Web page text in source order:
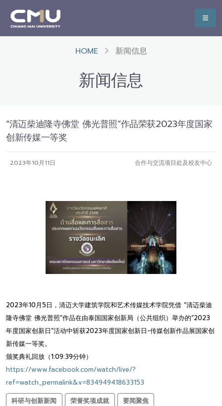
HOME 新闻信息
新闻信息
“清迈柴迪隆寺佛堂 佛光普照”作品荣获2023年度国家
创新传媒一等奖
2023年10月11日 合作与交流项目处及校友中心
2023年10月5日，清迈大学建筑学院和艺术传媒技术学院凭借 “清迈柴迪
隆寺佛堂 佛光普照”作品在由泰国国家创新局（公共组织）举办的“2023
年度国家创新日”活动中斩获2023年度国家创新日-传媒创新作品展国家创
新传媒一等奖。
颁奖典礼回放（1:09:39分钟）
https://www.facebook.com/watch/live/?
ref=watch_permalink&v=834949418633153
科研与创新新闻
荣誉奖项成就 要闻聚焦